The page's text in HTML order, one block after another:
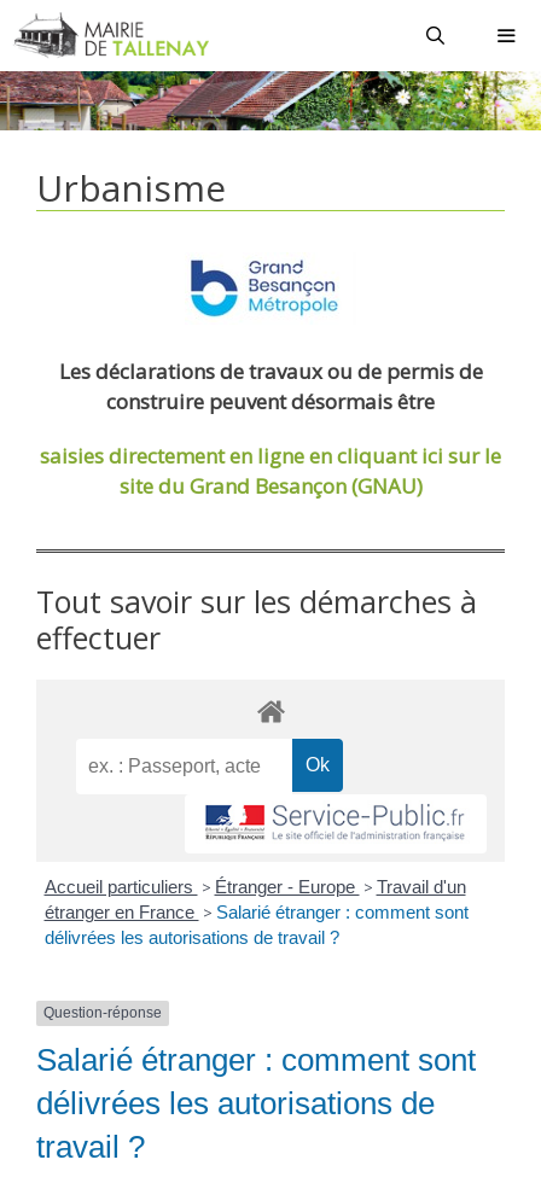
Aller
au
contenu
Urbanisme
Les déclarations de travaux ou de permis de
construire peuvent désormais être
saisies directement en ligneen cliquant ici sur le
site du Grand Besançon (GNAU)
Tout savoir sur les démarches à
effectuer
Accueil particuliers > Étranger - Europe > Travail d'un
étranger en France > Salarié étranger : comment sont
délivrées les autorisations de travail ?
Question-réponse
Salarié étranger : comment sont
délivrées les autorisations de
travail ?